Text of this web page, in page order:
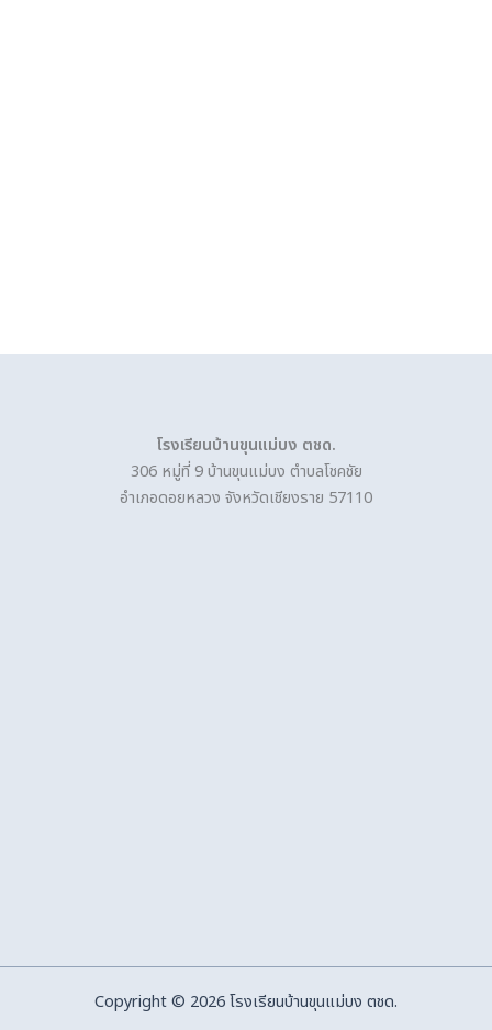
โรงเรียนบ้านขุนแม่บง ตชด.
306 หมู่ที่ 9 บ้านขุนแม่บง ตำบลโชคชัย
อำเภอดอยหลวง จังหวัดเชียงราย 57110
Copyright © 2026 โรงเรียนบ้านขุนแม่บง ตชด.